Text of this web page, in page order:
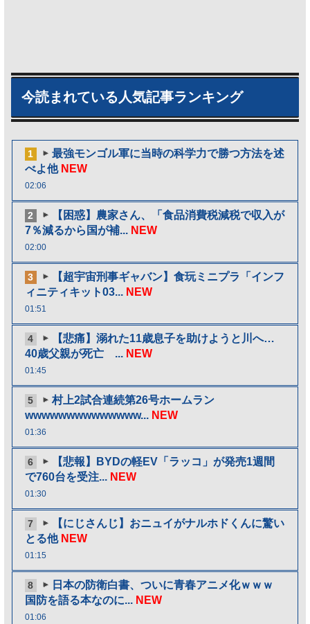
今読まれている人気記事ランキング
1
最強モンゴル軍に当時の科学力で勝つ方法を述
べよ他 NEW
02:06
2
【困惑】農家さん、「食品消費税減税で収入が
7％減るから国が補... NEW
02:00
3
【超宇宙刑事ギャバン】食玩ミニプラ「インフ
ィニティキット03... NEW
01:51
4
【悲痛】溺れた11歳息子を助けようと川へ…
40歳父親が死亡 ... NEW
01:45
5
村上2試合連続第26号ホームラン
wwwwwwwwwwwwww... NEW
01:36
6
【悲報】BYDの軽EV「ラッコ」が発売1週間
で760台を受注... NEW
01:30
7
【にじさんじ】おニュイがナルホドくんに驚い
とる他 NEW
01:15
8
日本の防衛白書、ついに青春アニメ化ｗｗｗ
国防を語る本なのに... NEW
01:06